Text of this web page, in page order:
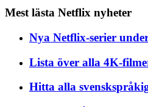
Mest lästa Netflix nyheter
Nya Netflix-serier
Lista över alla 4K-
Hitta alla